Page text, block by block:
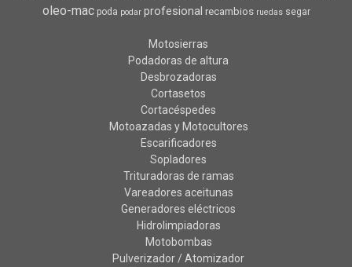
oleo-mac poda podar profesional recambios ruedas segar
Motosierras
Podadoras de altura
Desbrozadoras
Cortasetos
Cortacéspedes
Motoazadas y Motocultores
Escarificadores
Sopladores
Trituradoras de ramas
Vareadores aceitunas
Generadores eléctricos
Hidrolimpiadoras
Motobombas
Pulverizador / Atomizador